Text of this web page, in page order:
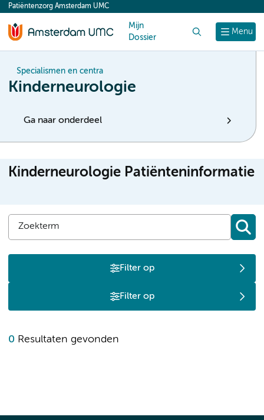
content
Menu
Patiëntenzorg Amsterdam UMC
Mijn
Dossier
Specialismen en centra
Kinderneurologie
Ga naar onderdeel
Kinderneurologie Patiënteninformatie
Filter op
Filter op
0 Resultaten gevonden